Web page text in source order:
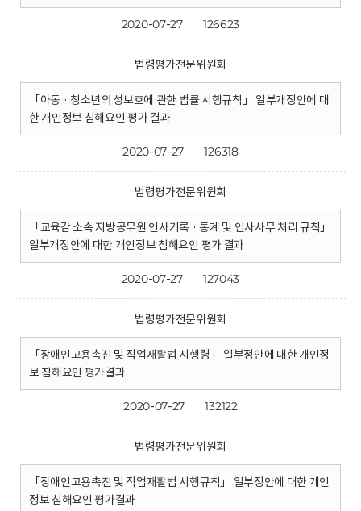
2020-07-27 126623
법령평가전문위원회
「아동 · 청소년의 성보호에 관한 법률 시행규칙」 일부개정안에 대
한 개인정보 침해요인 평가 결과
2020-07-27 126318
법령평가전문위원회
「교육감 소속 지방공무원 인사기록 · 통계 및 인사사무 처리 규칙」
일부개정안에 대한 개인정보 침해요인 평가 결과
2020-07-27 127043
법령평가전문위원회
「장애인고용촉진 및 직업재활법 시행령」 일부정안에 대한 개인정
보 침해요인 평가결과
2020-07-27 132122
법령평가전문위원회
「장애인고용촉진 및 직업재활법 시행규칙」 일부정안에 대한 개인
정보 침해요인 평가결과